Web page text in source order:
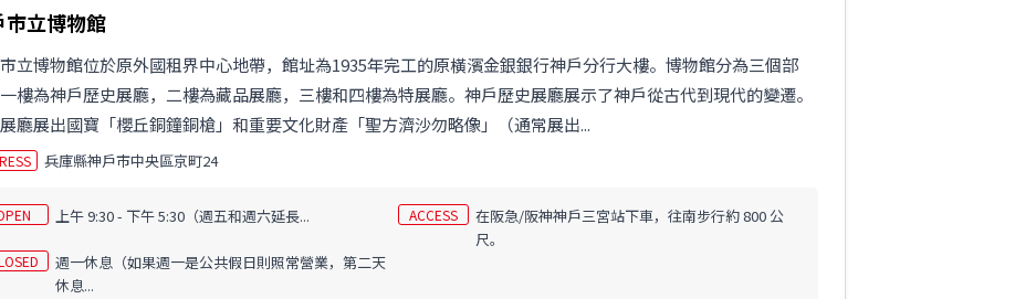
市立博物館
立博物館位於原外國租界中心地帶，館址為1935年完工的原橫濱金銀銀行神戶分行大樓。博物館分為三個部
樓為神戶歷史展廳，二樓為藏品展廳，三樓和四樓為特展廳。神戶歷史展廳展示了神戶從古代到現代的變遷。
廳展出國寶「櫻丘銅鐘銅槍」和重要文化財產「聖方濟沙勿略像」（通常展出...
兵庫縣神戶市中央區京町24
上午 9:30 - 下午 5:30（週五和週六延長...
週一休息（如果週一是公共假日則照常營業，第二天
休息...
ACCESS
在阪急/阪神神戶三宮站下車，往南步行約 800 公
尺。